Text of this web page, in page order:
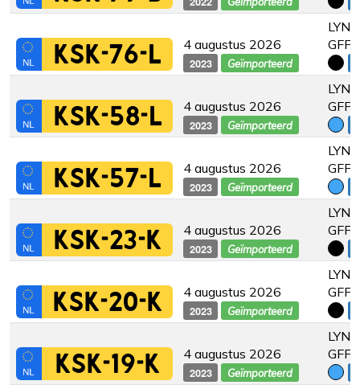
KSK-76-L 4 augustus 2026
2023 Geïmporteerd
GFF
KSK-58-L 4 augustus 2026
2023 Geïmporteerd
GFF
KSK-57-L 4 augustus 2026
2023 Geïmporteerd
GFF
KSK-23-K 4 augustus 2026
2023 Geïmporteerd
GFF
KSK-20-K 4 augustus 2026
2023 Geïmporteerd
GFF
KSK-19-K 4 augustus 2026
2023 Geïmporteerd
GFF